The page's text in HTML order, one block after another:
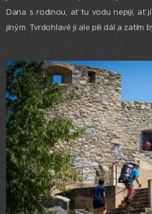
Dana s rodinou, ať tu vodu nepijí, ať
jiným. Tvrdohlavě ji ale pili dál a zatím